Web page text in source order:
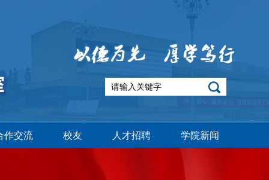
作交流 校友 人才招聘 学院新闻